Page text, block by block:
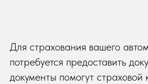
Для страхования вашего
потребуется предоставить
документы помогут страховой